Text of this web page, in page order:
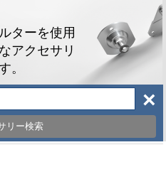
ターを使用
アクセサリ
。
リー検索
×